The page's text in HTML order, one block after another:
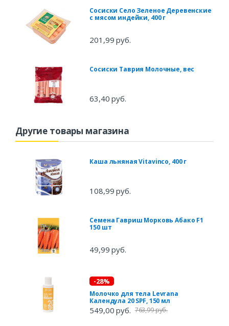
Сосиски Село Зеленое Деревенские
с мясом индейки, 400 г
201,99 руб.
Сосиски Таврия Молочные, вес
63,40 руб.
Другие товары магазина
Каша льняная Vitavinco, 400 г
108,99 руб.
Семена Гавриш Морковь Абако F1
150 шт
49,99 руб.
-28%
Молочко для тела Levrana
Календула 20 SPF, 150 мл
549,00 руб. 763,99 руб.